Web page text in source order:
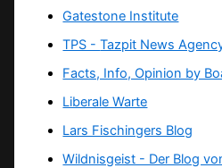
Gatestone Institute
TPS -Tazpit News
Facts, Info, Opinion by
Liberale Warte
Lars Fischingers Blog
Wildnisgeist - Der Blog